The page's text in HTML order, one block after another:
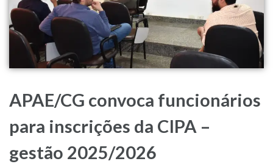
APAE/CG convoca funcionários
para inscrições da CIPA –
gestão 2025/2026